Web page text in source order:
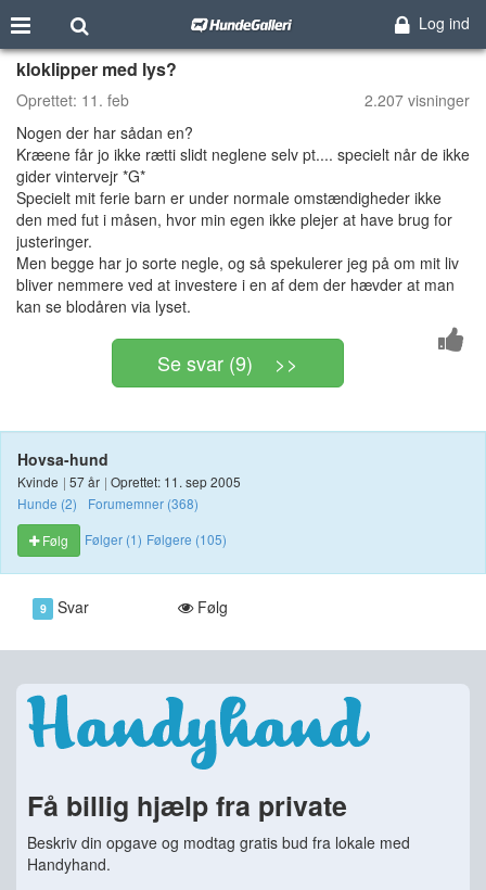
Log ind
kloklipper med lys?
Oprettet: 11. feb
2.207 visninger
Nogen der har sådan en?
Kræene får jo ikke rætti slidt neglene selv pt.... specielt når de ikke
gider vintervejr *G*
Specielt mit ferie barn er under normale omstændigheder ikke
den med fut i måsen, hvor min egen ikke plejer at have brug for
justeringer.
Men begge har jo sorte negle, og så spekulerer jeg på om mit liv
bliver nemmere ved at investere i en af dem der hævder at man
kan se blodåren via lyset.
Se svar (9) >>
Hovsa-hund
Kvinde | 57 år | Oprettet: 11. sep 2005
Hunde (2)
Forumemner (368)
Følg
Følger (1) Følgere (105)
9 Svar Følg
Få billig hjælp fra private
Beskriv din opgave og modtag gratis bud fra lokale med
Handyhand.